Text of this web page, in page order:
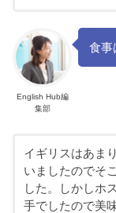
English Hub編
集部
食事
イギリスはあま
いましたのでそ
した。しかしホ
手でしたので美